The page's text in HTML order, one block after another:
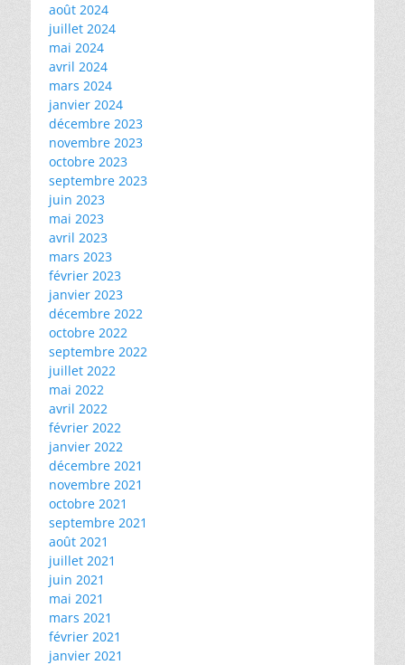
août 2024
juillet 2024
mai 2024
avril 2024
mars 2024
janvier 2024
décembre 2023
novembre 2023
octobre 2023
septembre 2023
juin 2023
mai 2023
avril 2023
mars 2023
février 2023
janvier 2023
décembre 2022
octobre 2022
septembre 2022
juillet 2022
mai 2022
avril 2022
février 2022
janvier 2022
décembre 2021
novembre 2021
octobre 2021
septembre 2021
août 2021
juillet 2021
juin 2021
mai 2021
mars 2021
février 2021
janvier 2021